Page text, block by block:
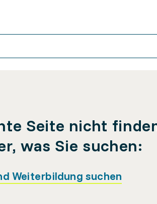
Seite nicht
was Sie suchen:
Weiterbildung suchen